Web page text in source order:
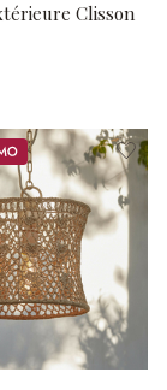
Clisson